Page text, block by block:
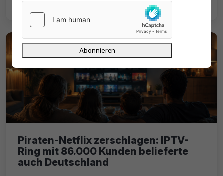
Piraten-Netflix zerschlagen: IPTV-
Ring mit 86.000 Kunden belieferte
auch Deutschland